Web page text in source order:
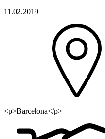
11.02.2019
<p>Barcelona</p>